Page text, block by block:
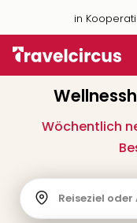
in
Wöchentlich
Reiseziel